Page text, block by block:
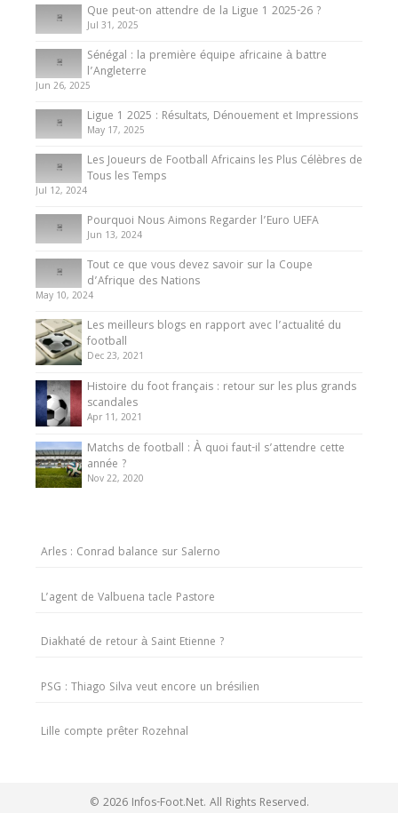
Internationales
Présentation de l’équipe nationale de football
du Cameroun
8 August 2025
Que peut-on attendre de la Ligue 1 2025-26 ?
Jul 31, 2025
Sénégal : la première équipe africaine à battre
l’Angleterre
Jun 26, 2025
Ligue 1 2025 : Résultats, Dénouement et Impressions
May 17, 2025
Les Joueurs de Football Africains les Plus Célèbres de
Tous les Temps
Jul 12, 2024
Pourquoi Nous Aimons Regarder l’Euro UEFA
Jun 13, 2024
Tout ce que vous devez savoir sur la Coupe
d’Afrique des Nations
May 10, 2024
Les meilleurs blogs en rapport avec l’actualité du
football
Dec 23, 2021
Histoire du foot français : retour sur les plus grands
scandales
Apr 11, 2021
Matchs de football : À quoi faut-il s’attendre cette
année ?
Nov 22, 2020
Arles : Conrad balance sur Salerno
L’agent de Valbuena tacle Pastore
Diakhaté de retour à Saint Etienne ?
PSG : Thiago Silva veut encore un brésilien
Lille compte prêter Rozehnal
© 2026 Infos-Foot.Net. All Rights Reserved.